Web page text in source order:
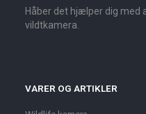
Håber det hjælper dig med
vildtkamera.
VARER OG ARTIKLER